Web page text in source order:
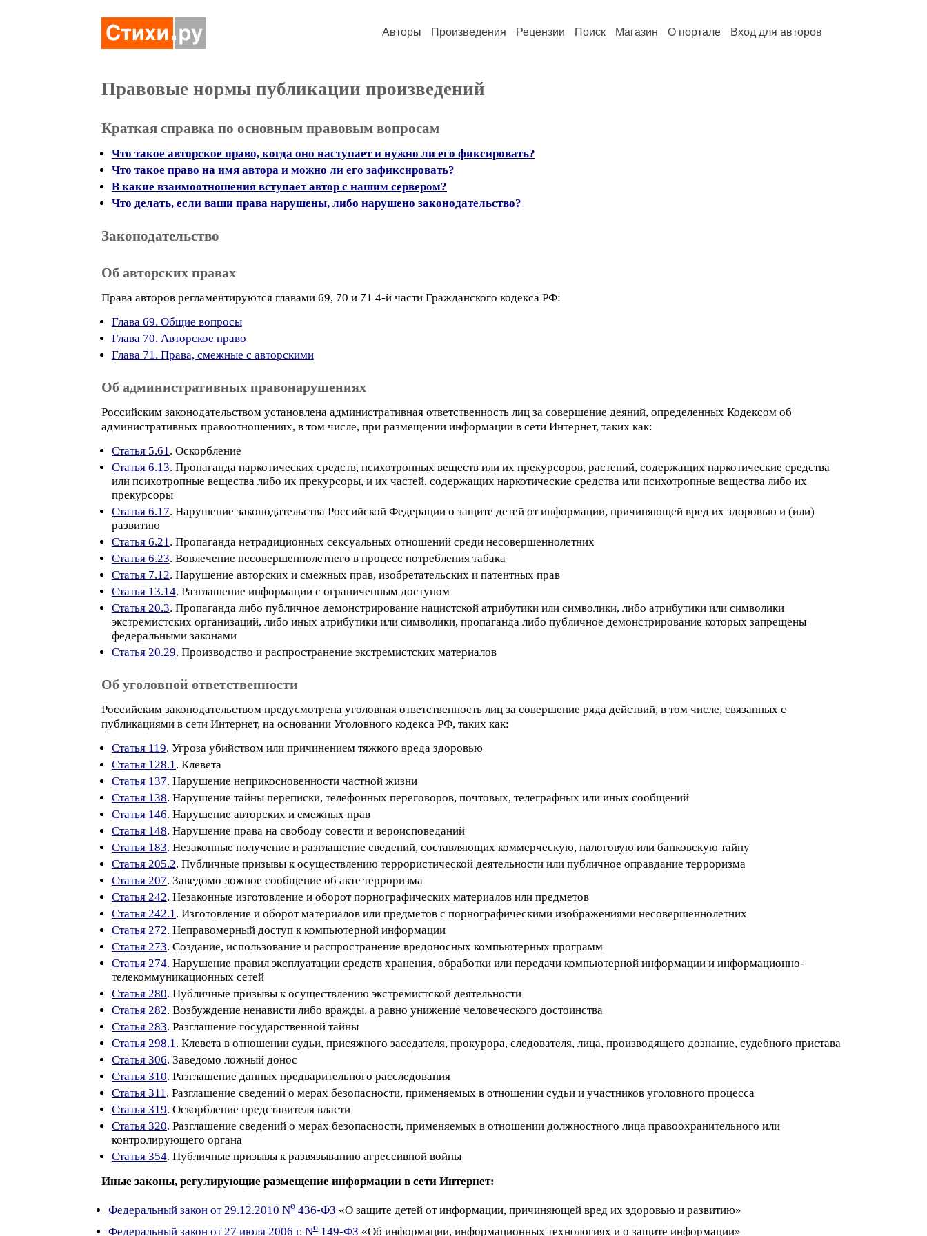
Авторы Произведения Рецензии Поиск Магазин О портале Вход для авторов
Правовые нормы публикации произведений
Краткая справка по основным правовым вопросам
Что такое авторское право, когда оно наступает и нужно ли его фиксировать?
Что такое право на имя автора и можно ли его зафиксировать?
В какие взаимоотношения вступает автор с нашим сервером?
Что делать, если ваши права нарушены, либо нарушено законодательство?
Законодательство
Об авторских правах
Права авторов регламентируются главами 69, 70 и 71 4-й части Гражданского кодекса РФ:
Глава 69. Общие вопросы
Глава 70. Авторское право
Глава 71. Права, смежные с авторскими
Об административных правонарушениях
Российским законодательством установлена административная ответственность лиц за совершение деяний, определенных Кодексом об
административных правоотношениях, в том числе, при размещении информации в сети Интернет, таких как:
Статья 5.61. Оскорбление
Статья 6.13. Пропаганда наркотических средств, психотропных веществ или их прекурсоров, растений, содержащих наркотические средства
или психотропные вещества либо их прекурсоры, и их частей, содержащих наркотические средства или психотропные вещества либо их
прекурсоры
Статья 6.17. Нарушение законодательства Российской Федерации о защите детей от информации, причиняющей вред их здоровью и (или)
развитию
Статья 6.21. Пропаганда нетрадиционных сексуальных отношений среди несовершеннолетних
Статья 6.23. Вовлечение несовершеннолетнего в процесс потребления табака
Статья 7.12. Нарушение авторских и смежных прав, изобретательских и патентных прав
Статья 13.14. Разглашение информации с ограниченным доступом
Статья 20.3. Пропаганда либо публичное демонстрирование нацистской атрибутики или символики, либо атрибутики или символики
экстремистских организаций, либо иных атрибутики или символики, пропаганда либо публичное демонстрирование которых запрещены
федеральными законами
Статья 20.29. Производство и распространение экстремистских материалов
Об уголовной ответственности
Российским законодательством предусмотрена уголовная ответственность лиц за совершение ряда действий, в том числе, связанных с
публикациями в сети Интернет, на основании Уголовного кодекса РФ, таких как:
Статья 119. Угроза убийством или причинением тяжкого вреда здоровью
Статья 128.1. Клевета
Статья 137. Нарушение неприкосновенности частной жизни
Статья 138. Нарушение тайны переписки, телефонных переговоров, почтовых, телеграфных или иных сообщений
Статья 146. Нарушение авторских и смежных прав
Статья 148. Нарушение права на свободу совести и вероисповеданий
Статья 183. Незаконные получение и разглашение сведений, составляющих коммерческую, налоговую или банковскую тайну
Статья 205.2. Публичные призывы к осуществлению террористической деятельности или публичное оправдание терроризма
Статья 207. Заведомо ложное сообщение об акте терроризма
Статья 242. Незаконные изготовление и оборот порнографических материалов или предметов
Статья 242.1. Изготовление и оборот материалов или предметов с порнографическими изображениями несовершеннолетних
Статья 272. Неправомерный доступ к компьютерной информации
Статья 273. Создание, использование и распространение вредоносных компьютерных программ
Статья 274. Нарушение правил эксплуатации средств хранения, обработки или передачи компьютерной информации и информационно-
телекоммуникационных сетей
Статья 280. Публичные призывы к осуществлению экстремистской деятельности
Статья 282. Возбуждение ненависти либо вражды, а равно унижение человеческого достоинства
Статья 283. Разглашение государственной тайны
Статья 298.1. Клевета в отношении судьи, присяжного заседателя, прокурора, следователя, лица, производящего дознание, судебного пристава
Статья 306. Заведомо ложный донос
Статья 310. Разглашение данных предварительного расследования
Статья 311. Разглашение сведений о мерах безопасности, применяемых в отношении судьи и участников уголовного процесса
Статья 319. Оскорбление представителя власти
Статья 320. Разглашение сведений о мерах безопасности, применяемых в отношении должностного лица правоохранительного или
контролирующего органа
Статья 354. Публичные призывы к развязыванию агрессивной войны
Иные законы, регулирующие размещение информации в сети Интернет:
Федеральный закон от 29.12.2010 No436-ФЗ «О защите детей от информации, причиняющей вред их здоровью и развитию»
Федеральный закон от 27 июля 2006 г. No149-ФЗ «Об информации, информационных технологиях и о защите информации»